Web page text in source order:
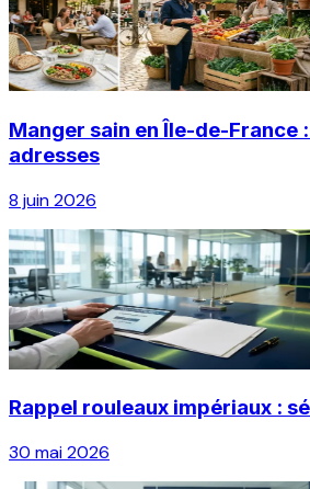
Manger sain en Île-de-France
adresses
8 juin 2026
Rappel rouleaux impériaux :
30 mai 2026